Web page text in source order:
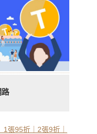
張95折｜2張9折｜